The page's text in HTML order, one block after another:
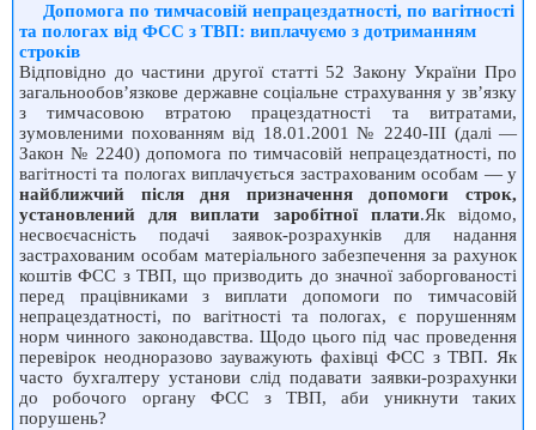
Допомога по тимчасовій непрацездатності, по вагітності
та пологах від ФСС з ТВП: виплачуємо з дотриманням
строків
Відповідно до частини другої статті 52 Закону України Про
загальнообов’язкове державне соціальне страхування у зв’язку
з тимчасовою втратою працездатності та витратами,
зумовленими похованням від 18.01.2001 № 2240-III (далі —
Закон № 2240) допомога по тимчасовій непрацездатності, по
вагітності та пологах виплачується застрахованим особам — у
найближчий після дня призначення допомоги строк,
установлений для виплати заробітної плати.Як відомо,
несвоєчасність подачі заявок-розрахунків для надання
застрахованим особам матеріального забезпечення за рахунок
коштів ФСС з ТВП, що призводить до значної заборгованості
перед працівниками з виплати допомоги по тимчасовій
непрацездатності, по вагітності та пологах, є порушенням
норм чинного законодавства. Щодо цього під час проведення
перевірок неодноразово зауважують фахівці ФСС з ТВП. Як
часто бухгалтеру установи слід подавати заявки-розрахунки
до робочого органу ФСС з ТВП, аби уникнути таких
порушень?